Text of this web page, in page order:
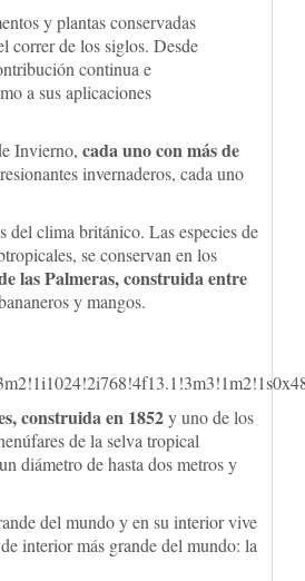
y plantas conservadas
correr de los siglos. Desde
continua e
a sus aplicaciones
Invierno, cada uno con más de
invernaderos, cada uno
del clima británico. Las especies de
se conservan en los
las Palmeras, construida entre
y mangos.
construida en 1852y uno de los
de la selva tropical
diámetro de hasta dos metros y
del mundo y en su interior vive
interior más grande del mundo: la